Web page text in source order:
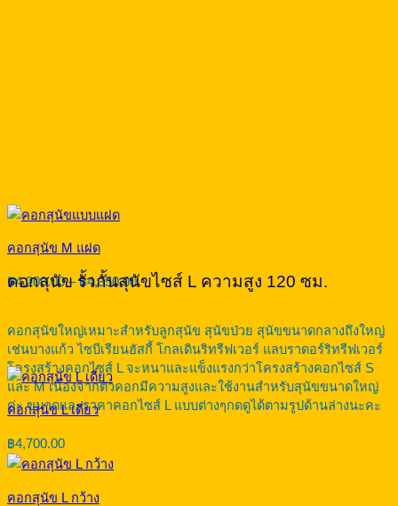
คอกสุนัข M แฝด
฿4,200.00 – ฿4,350.00Price
range:
through
฿4,350.00
คอกสุนัข รั้วกั้นสุนัขไซส์ L ความสูง 120 ซม.
คอกสุนัขใหญ่เหมาะสำหรับลูกสุนัข สุนัขป่วย สุนัขขนาดกลางถึงใหญ่
เช่นบางแก้ว ไซบีเรียนฮัสกี้ โกลเดินริทรีฟเวอร์ แลบราดอร์ริทรีฟเวอร์
โครงสร้างคอกไซส์ L จะหนาและแข็งแรงกว่าโครงสร้างคอกไซส์ S
และ M เนื่องจากตัวคอกมีความสูงและใช้งานสำหรับสุนัขขนาดใหญ่
ค่ะ ขนาดและราคาคอกไซส์ L แบบต่างๆกดดูได้ตามรูปด้านล่างนะคะ
คอกสุนัข L เดี่ยว
฿4,700.00
คอกสุนัข L กว้าง